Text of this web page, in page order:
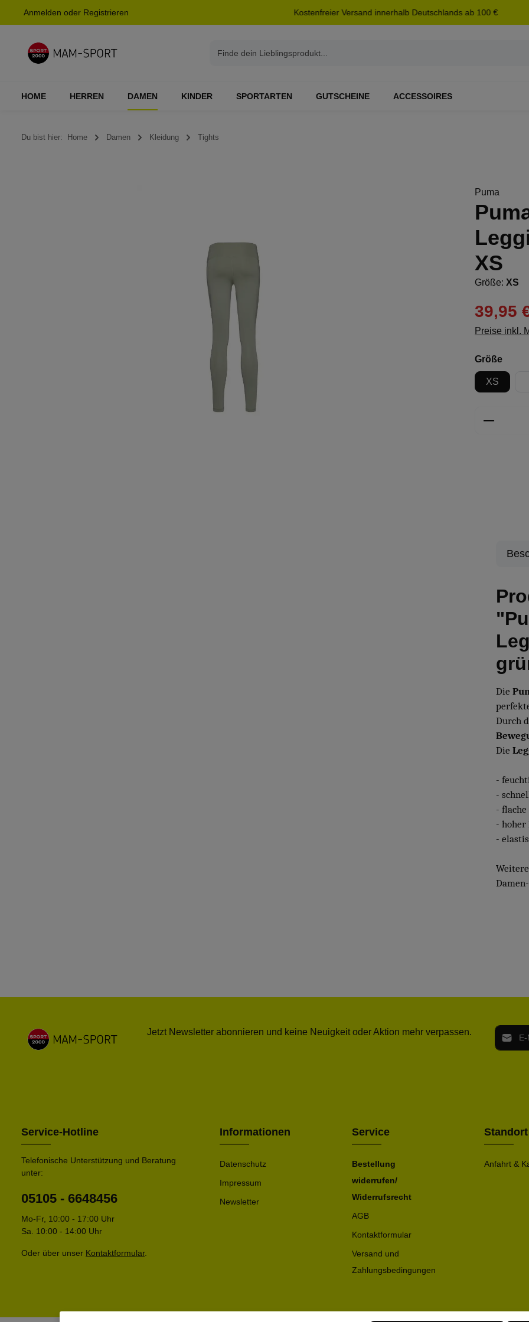
Zur Hauptnavigation springen
Anmelden oder Registrieren Kostenfreier Versand innerhalb Deutschlands ab 100 €
HOME HERREN DAMEN KINDER SPORTARTEN GUTSCHEINE ACCESSOIRES
Du bist hier: Home Damen Kleidung Tights
Puma
XS
Größe: XS
39,95
Preise inkl.
Größe
XS
Die
Durch
Die
-
-
-
- hoher
-
Jetzt Newsletter abonnieren und keine Neuigkeit oder Aktion mehr verpassen. E-Mail-
Service-Hotline
Telefonische Unterstützung und Beratung
unter:
05105 - 6648456
Mo-Fr, 10:00 - 17:00 Uhr
Sa. 10:00 - 14:00 Uhr
Oder über unser Kontaktformular.
Informationen
Datenschutz
Impressum
Newsletter
Service
Bestellung
widerrufen/
Widerrufsrecht
AGB
Kontaktformular
Versand und
Zahlungsbedingungen
Standort
Anfahrt &